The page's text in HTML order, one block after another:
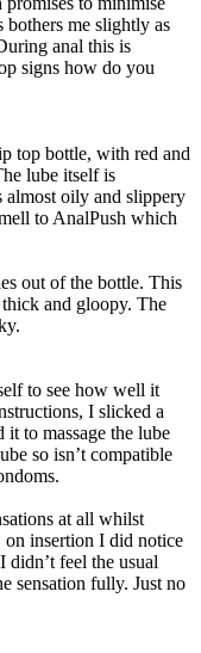
bothers me slightly as
anal this is
signs how do you
top bottle, with red and
lube itself is
almost oily and slippery
to AnalPush which
out of the bottle. This
thick and gloopy. The
to see how well it
I slicked a
to massage the lube
so isn’t compatible
at all whilst
on insertion I did notice
didn’t feel the usual
sensation fully. Just no